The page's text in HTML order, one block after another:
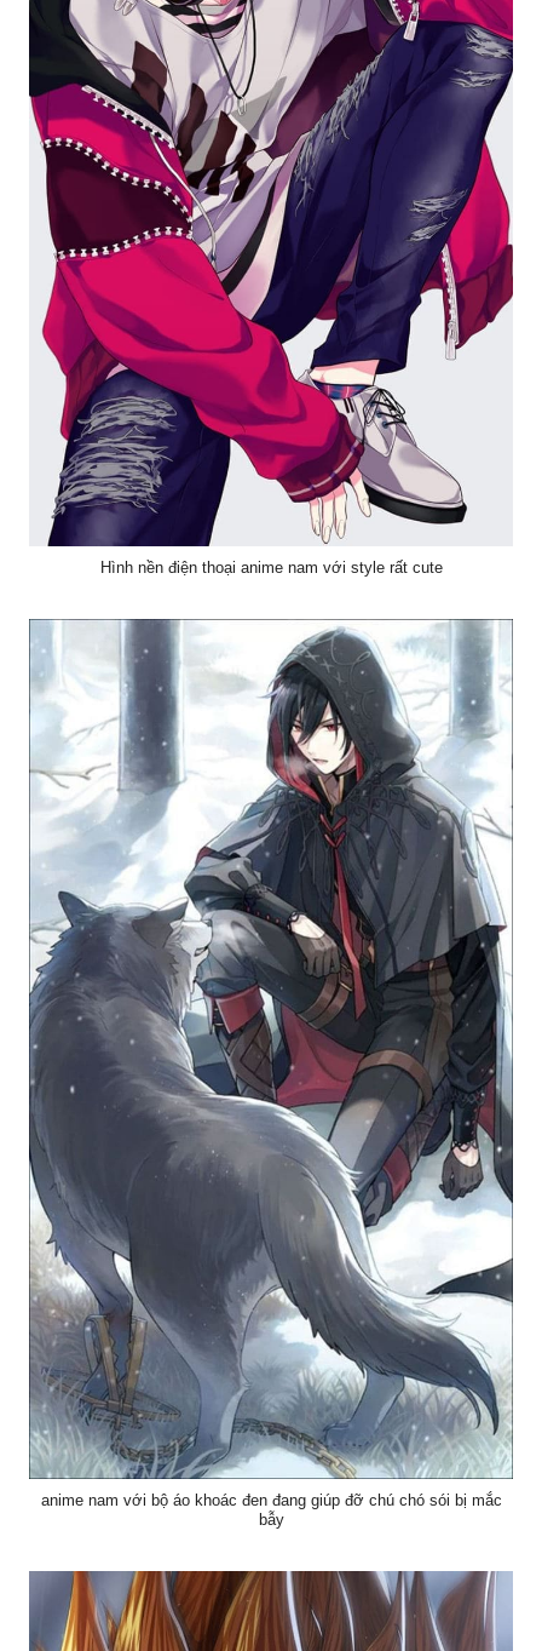
Hình nền điện thoại anime nam với style rất cute
anime nam với bộ áo khoác đen đang giúp đỡ chú chó sói bị mắc
bẫy